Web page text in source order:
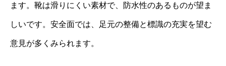
ます。靴は滑りにくい素材で、防水性のあるものが望ま
しいです。安全面では、足元の整備と標識の充実を望む
意見が多くみられます。